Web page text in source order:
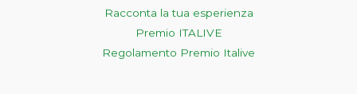
Racconta la tua esperienza
Premio ITALIVE
Regolamento Premio Italive